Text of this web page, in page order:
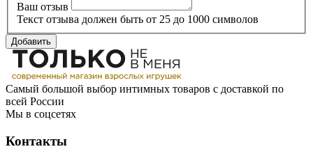
Ваш отзыв
Текст отзыва должен быть от 25 до 1000 символов
Добавить
Самый большой выбор интимных товаров с доставкой по
всей России
Мы в соцсетях
Контакты